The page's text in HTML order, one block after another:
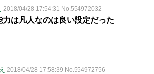
2018/04/28 17:54:31 No.554972032
力は凡人なのは良い設定だった
2018/04/28 17:58:39 No.554972756